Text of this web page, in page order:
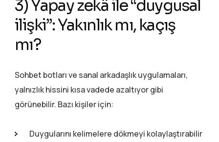
3) Yapay zekâ ile “duygusal
ilişki”: Yakınlık mı, kaçış
mı?
Sohbet botları ve sanal arkadaşlık uygulamaları,
yalnızlık hissini kısa vadede azaltıyor gibi
görünebilir. Bazı kişiler için:
Duygularını kelimelere dökmeyi kolaylaştırabilir